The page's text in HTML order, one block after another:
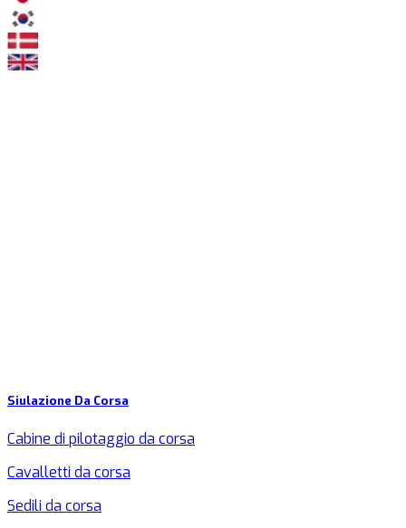
Siulazione Da Corsa
Cabine di pilotaggio da corsa
Cavalletti da corsa
Sedili da corsa